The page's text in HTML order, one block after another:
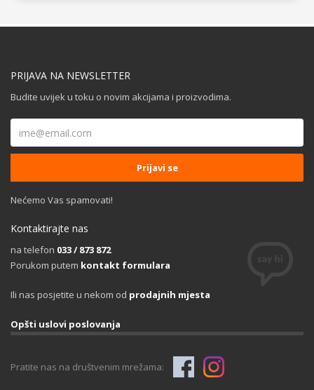
PRIJAVA NA NEWSLETTER
Budite uvijek u toku o novim akcijama i proizvodima.
Nećemo Vas spamovati!
Kontaktirajte nas
na telefon 033 / 873 872
Porukom putem kontakt formulara
Ili nas posjetite u nekom od prodajnih mjesta
Opšti uslovi poslovanja
Pratite nas na društvenim mrežama: